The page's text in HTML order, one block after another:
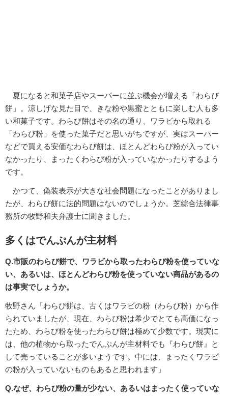
夏になると和菓子店やスーパーに並ぶ機会が増える「わらび
餅」。涼しげな見た目で、きな粉や黒蜜とともに楽しむ人も多
い和菓子です。わらび餅はその名の通り、ワラビから取れる
「わらび粉」を使った菓子だと思いがちですが、実はスーパー
などで買える安価なわらび餅は、ほとんどわらび粉が入ってい
なかったり、まったくわらび粉が入っていなかったりするよう
です。
かつて、偽装表示が大きな社会問題になったことがありまし
たが、わらび餅に法的問題はないのでしょうか。芝綜合法律事
務所の牧野和夫弁護士に聞きました。
多くはでんぷんが主材料
Q.市販のわらび餅で、ワラビから取ったわらび粉を使っていな
い、あるいは、ほとんどわらび粉を使っていない商品があるの
は事実でしょうか。
牧野さん「わらび餅は、古くはワラビの粉（わらび粉）から作
られていましたが、現在、わらび粉は希少でとても高価になっ
たため、わらび粉を使ったわらび餅は極めて少数です。現実に
は、他の植物から取ったでんぷんが主材料でも『わらび餅』と
して売っていることが多いようです。中には、まったくワラビ
の粉が入っていないものもあると思われます」
Q.なぜ、わらび粉の量が少ない、あるいはまったく使っていな